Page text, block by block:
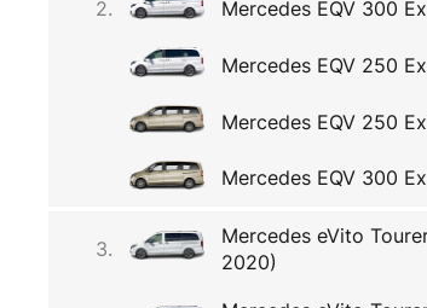
2. Mercedes EQV 300
Mercedes EQV 250
Mercedes EQV 250
Mercedes EQV 300
3.
Mercedes eVito
2020)